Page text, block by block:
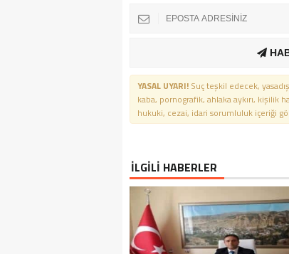
YASAL UYARI! Suç teşkil edecek,
kaba, pornografik, ahlaka aykırı,
hukuki, cezai, idari sorumluluk içeriği
İLGİLİ HABERLER